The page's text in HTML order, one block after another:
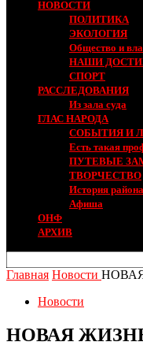
НОВОСТИ
ПОЛИТИКА
ЭКОЛОГИЯ
Общество и
НАШИ
СПОРТ
РАССЛЕДОВАНИЯ
Из зала суда
ГЛАС НАРОДА
СОБЫТИЯ И
Есть такая
ПУТЕВЫЕ
ТВОРЧЕСТВО
История района
Афиша
ОНФ
АРХИВ
Главная Новости
Новости
НОВАЯ